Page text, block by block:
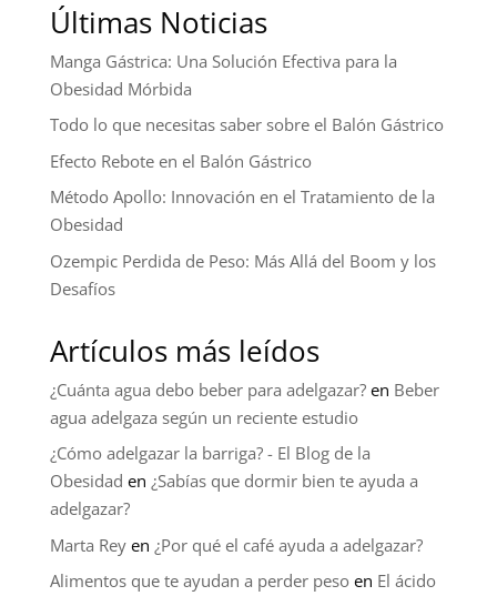
Últimas Noticias
Manga Gástrica: Una Solución Efectiva para la
Obesidad Mórbida
Todo lo que necesitas saber sobre el Balón Gástrico
Efecto Rebote en el Balón Gástrico
Método Apollo: Innovación en el Tratamiento de la
Obesidad
Ozempic Perdida de Peso: Más Allá del Boom y los
Desafíos
Artículos más leídos
¿Cuánta agua debo beber para adelgazar?en Beber
agua adelgaza según un reciente estudio
¿Cómo adelgazar la barriga? - El Blog de la
Obesidad en ¿Sabías que dormir bien te ayuda a
adelgazar?
Marta Reyen ¿Por qué el café ayuda a adelgazar?
Alimentos que te ayudan a perder pesoen El ácido